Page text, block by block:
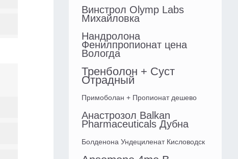
Винстрол Olymp Labs
Михайловка
Нандролона
Фенилпропионат цена
Вологда
Тренболон + Суст
Отрадный
Примоболан + Пропионат дешево
Анастрозол Balkan
Pharmaceuticals Дубна
Болденона Ундециленат Кисловодск